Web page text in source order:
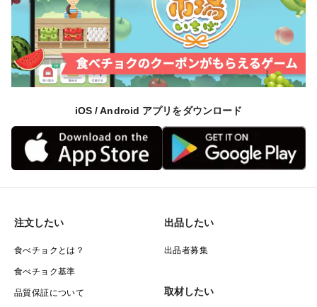
iOS / Android アプリをダウンロード
注文したい
食べチョクとは？
食べチョク基準
品質保証について
出品したい
出品者募集
取材したい